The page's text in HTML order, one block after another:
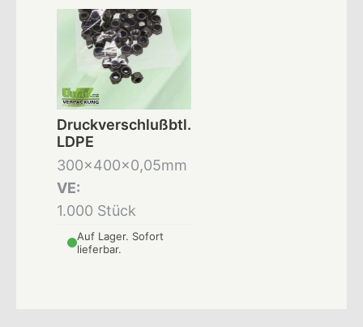
Druckverschlußbtl.
LDPE
300x400x0,05mm
VE:
1.000 Stück
Auf Lager. Sofort
lieferbar.